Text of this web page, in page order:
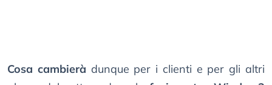
Cosa cambierà dunque per i clienti e per gli altri